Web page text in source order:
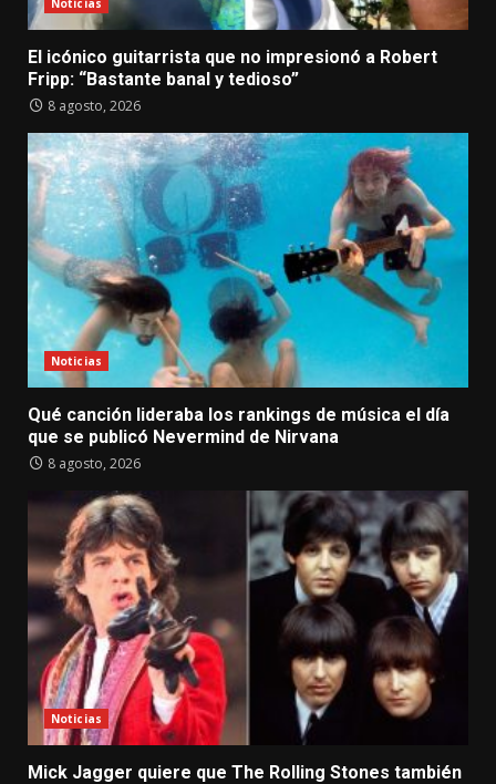
El icónico guitarrista que no impresionó a Robert
Fripp: “Bastante banal y tedioso”
8 agosto, 2026
Noticias
Qué canción lideraba los rankings de música el día
que se publicó Nevermind de Nirvana
8 agosto, 2026
Noticias
Mick Jagger quiere que The Rolling Stones también